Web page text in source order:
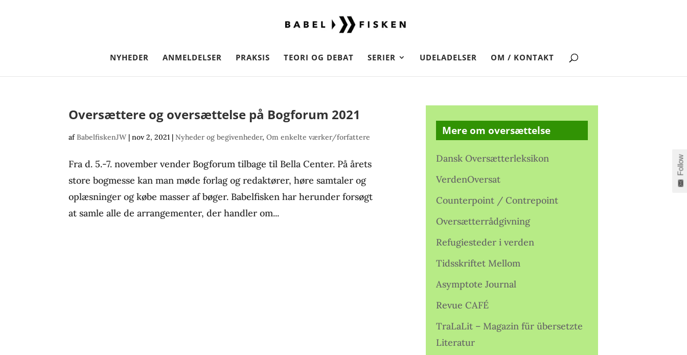
NYHEDER ANMELDELSER PRAKSIS TEORI OG DEBAT SERIER UDELADELSER OM / KONTAKT
Oversættere og oversættelse på Bogforum 2021
afBabelfiskenJW |nov 2, 2021 |Nyheder og begivenheder,Om enkelte værker/forfattere
Fra d. 5.-7. november vender Bogforum tilbage til Bella Center. På årets
store bogmesse kan man møde forlag og redaktører, høre samtaler og
oplæsninger og købe masser af bøger. Babelfisken har herunder forsøgt
at samle alle de arrangementer, der handler om...
Mere om oversættelse
Dansk Oversætterleksikon
VerdenOversat
Counterpoint / Contrepoint
Oversætterrådgivning
Refugiesteder i verden
Tidsskriftet Mellom
Asymptote Journal
Revue CAFÉ
TraLaLit – Magazin für übersetzte
Literatur
Follow